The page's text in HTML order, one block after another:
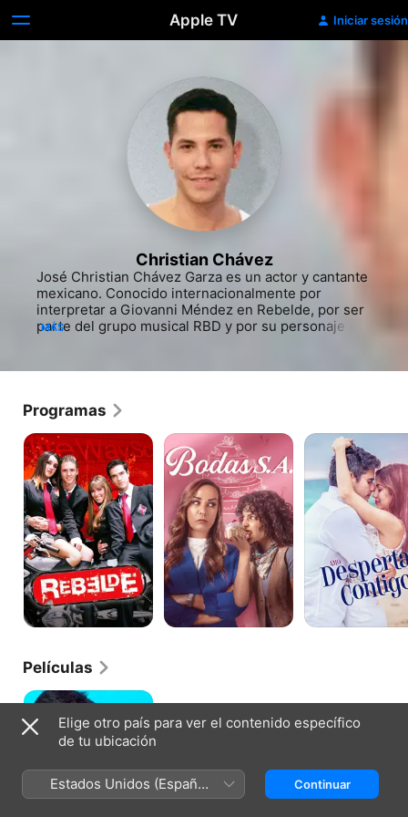
Apple TV Iniciar sesión
Christian Chávez
José Christian Chávez Garza es un actor y cantante
mexicano. Conocido internacionalmente por
interpretar a Giovanni Méndez en Rebelde, por ser
parte del grupo musical RBD y por su personaje
MÁS
Programas
Rebelde
Bodas,
S.A.
Amo
Despertar
Contigo
Películas
En
Buenas
las
Malas
Elige otro país para ver el contenido específico
de tu ubicación
Estados Unidos (Español
México)
Continuar